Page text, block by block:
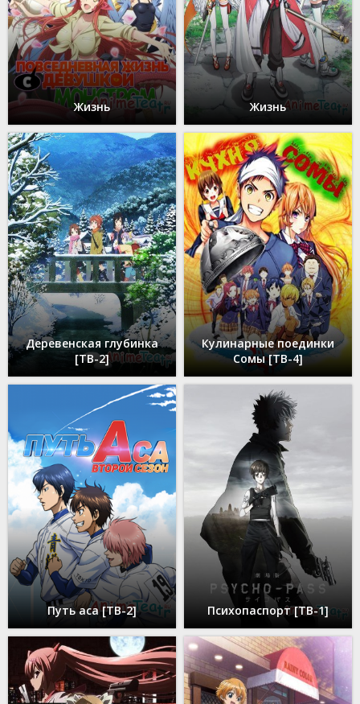
Жизнь Жизнь
Деревенская глубинка
[ТВ-2]
Кулинарные поединки
Сомы [ТВ-4]
Путь аса [ТВ-2] Психопаспорт [ТВ-1]